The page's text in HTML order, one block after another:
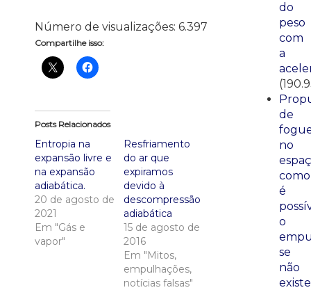
Número de visualizações: 6.397
Compartilhe isso:
Posts Relacionados
Entropia na
expansão livre e
na expansão
adiabática.
20 de agosto de
2021
Em "Gás e
vapor"
Resfriamento
do ar que
expiramos
devido à
descompressão
adiabática
15 de agosto de
2016
Em "Mitos,
empulhações,
notícias falsas"
do
peso
com
a
de
no
como
é
o
se
não
existe